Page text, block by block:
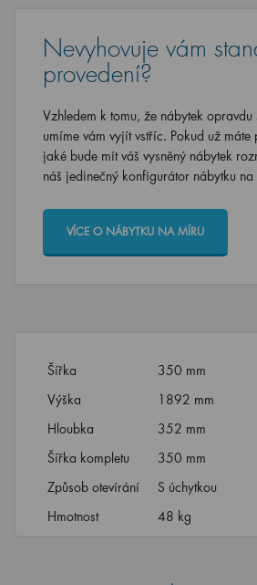
Nevyhovuje vám
provedení?
Vzhledem k tomu, že nábytek
umíme vám vyjít vstříc. Pokud už máte
jaké bude mít váš vysněný nábytek
náš jedinečný konfigurátor nábytku na
VÍCE O NÁBYTKU NA MÍRU
Šířka
350 mm
Výška
1892 mm
Hloubka
352 mm
Šířka kompletu
350 mm
Způsob otevírání
S úchytkou
Hmotnost
48 kg